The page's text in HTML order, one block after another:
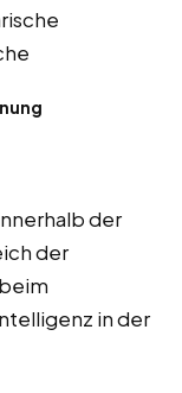
der
der
in der